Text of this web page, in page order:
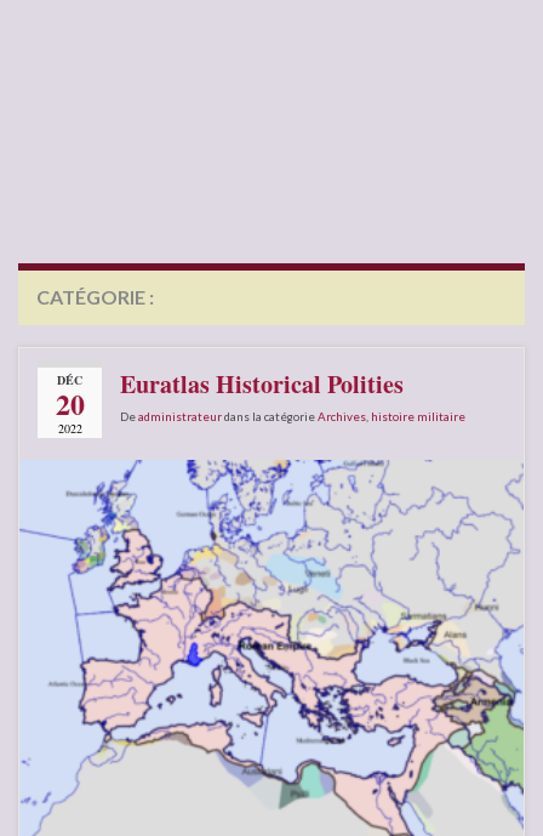
CATÉGORIE :
DÉC
20
2022
Euratlas Historical Polities
Deadministrateurdans la catégorieArchives histoire militaire